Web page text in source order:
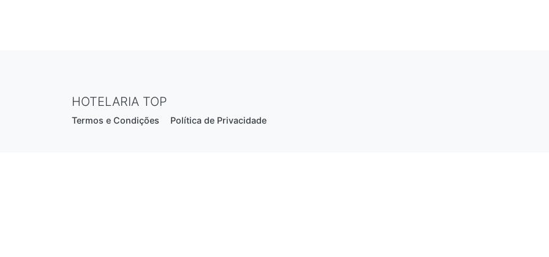
HOTELARIA TOP
Termos e Condições Política de Privacidade